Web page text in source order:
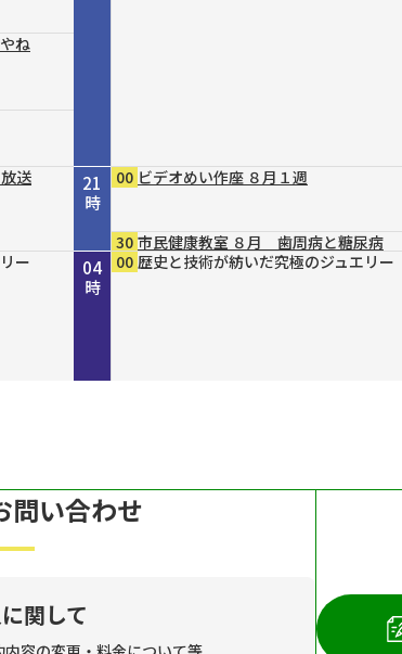
ね
送
んね
八
んー
ー
ー
21
時
22
時
23
時
00
時
01
時
02
時
03
時
04
時
00 ビデオめい作座 ８月１週
30 市民健康教室 ８月 歯周病と糖尿病
45 倍×テレ
00 ホトケ女史のぶらりまいり 「郡山八
15 歴史街道 ＃４４８ 丹波と京を結ん
30 きしわだネイチャー探訪ＢＮ ＃１６
00 Pixie Heart(ピクシーハート)
00 歴史と技術が紡いだ究極のジュエリー
00 誰でも簡単にオシャレネイル HOMEI
00 歴史と技術が紡いだ究極のジュエリー
00 歴史と技術が紡いだ究極のジュエリー
00 歴史と技術が紡いだ究極のジュエリー
問い合わせ
関して